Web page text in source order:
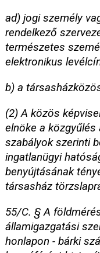
ad) jogi személy
rendelkező
természetes
elektronikus
b) a
(2) A közös
elnöke a
szabályok szerinti
ingatlanügyi
benyújtásának
társasház
55/C. § A
államigazgatási
honlapon - bárki